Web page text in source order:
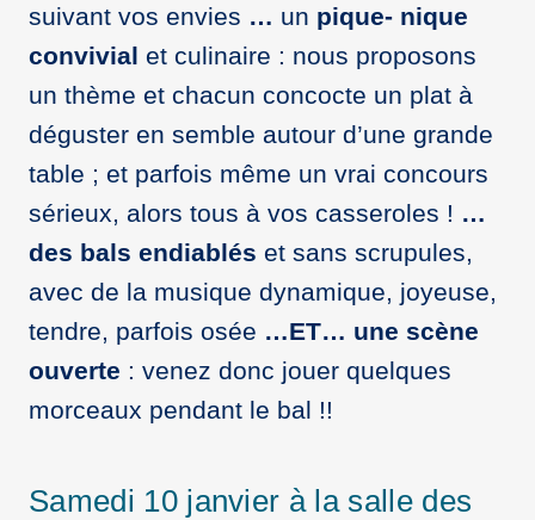
suivant vos envies … un pique- nique
convivial et culinaire : nous proposons
un thème et chacun concocte un plat à
déguster en semble autour d’une grande
table ; et parfois même un vrai concours
sérieux, alors tous à vos casseroles ! …
des bals endiablés et sans scrupules,
avec de la musique dynamique, joyeuse,
tendre, parfois osée …ET… une scène
ouverte : venez donc jouer quelques
morceaux pendant le bal !!
Samedi 10 janvier à la salle des